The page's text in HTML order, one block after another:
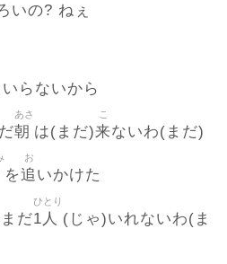
いの? ねぇ
いらないから
朝
あさ
は(まだ)来
こ
ないわ(まだ)
を追
お
いかけた
だ1人
ひとり
(じゃ)いれないわ(ま